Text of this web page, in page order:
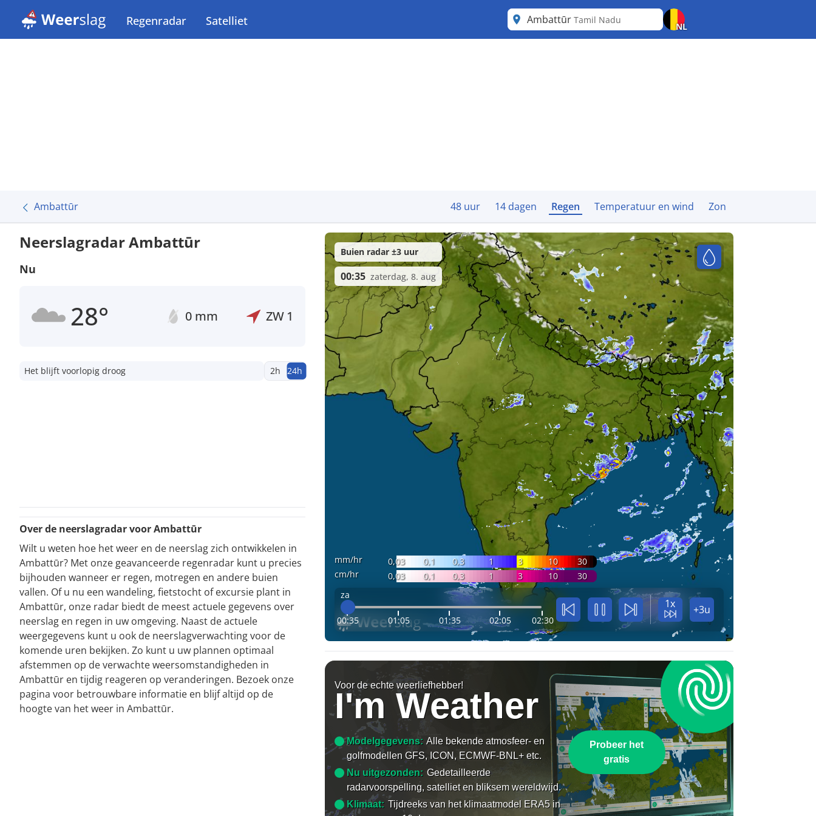
Regenradar Satelliet Ambattūr Tamil Nadu
NL
Ambattūr 48 uur 14 dagen Regen Temperatuur en wind Zon
Neerslagradar Ambattūr
Nu
28° 0 mm ZW 1
Het blijft voorlopig droog 2h 24h
Over de neerslagradar voor Ambattūr
Wilt u weten hoe het weer en de neerslag zich ontwikkelen in
Ambattūr? Met onze geavanceerde regenradar kunt u precies
bijhouden wanneer er regen, motregen en andere buien
vallen. Of u nu een wandeling, fietstocht of excursie plant in
Ambattūr, onze radar biedt de meest actuele gegevens over
neerslag en regen in uw omgeving. Naast de actuele
weergegevens kunt u ook de neerslagverwachting voor de
komende uren bekijken. Zo kunt u uw plannen optimaal
afstemmen op de verwachte weersomstandigheden in
Ambattūr en tijdig reageren op veranderingen. Bezoek onze
pagina voor betrouwbare informatie en blijf altijd op de
hoogte van het weer in Ambattūr.
mm/hr 0,03 0,1 0,3 1 3 10
30
cm/hr
0,03 0,1 0,3 1 3 10
30
za
00:35 01:05 01:35 02:05 02:30
1x +3u
Buien radar ±3 uur
00:35 zaterdag, 8. aug
Voor de echte weerliefhebber!
I'm Weather
Modelgegevens: Alle bekende atmosfeer- en
golfmodellen GFS, ICON, ECMWF-BNL+ etc.
Nu uitgezonden: Gedetailleerde
radarvoorspelling, satelliet en bliksem wereldwijd.
Klimaat: Tijdreeks van het klimaatmodel ERA5 in
Probeer het
gratis